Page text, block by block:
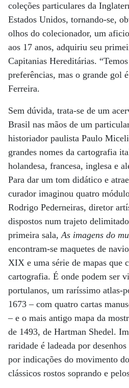
coleções particulares da
Estados Unidos, tornando-se,
olhos do colecionador, um
aos 17 anos, adquiriu seu
Capitanias Hereditárias.
preferências, mas o grande gol
Ferreira.
Sem dúvida, trata-se de um
Brasil nas mãos de um
historiador paulista Paulo
grandes nomes da cartografia
holandesa, francesa, inglesa e
Para dar um tom didático e
curador imaginou quatro
Rodrigo Pederneiras, diretor
dispostos num trajeto
primeira sala,As imagens do
encontram-se maquetes de
XIX e uma série de mapas que
cartografia. É onde podem ser
portulanos, um raríssimo atlas-
1673 – com quatro cartas
– e o mais antigo mapa da
de 1493, de Hartman Shedel.
raridade é ladeada por
por indicações do movimento
clássicos rostos soprando e